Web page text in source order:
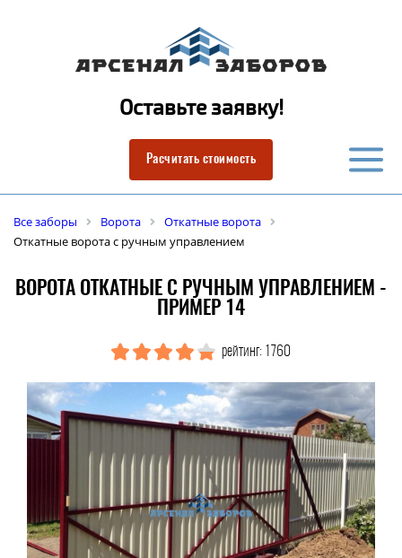
Оставьте заявку!
Расчитать стоимость
Все заборы Ворота
Откатные ворота
Откатные ворота с ручным управлением
ВОРОТА ОТКАТНЫЕ С РУЧНЫМ УПРАВЛЕНИЕМ -
ПРИМЕР 14
рейтинг: 1760